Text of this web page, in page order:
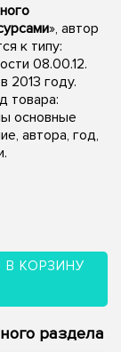
», автор
к типу:
08.00.12.
2013 году.
товара:
основные
автора, год,
КОРЗИНУ
раздела